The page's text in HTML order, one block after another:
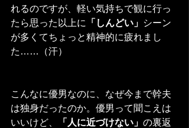
れるのですが、軽い気持ちで観に行っ
たら思った以上に
「しんどい」 シーン
が多くてちょっと精神的に疲れまし
た……（汗）
こんなに優男なのに、なぜ今まで幹夫
は独身だったのか。優男って聞こえは
いいけど、
「人に近づけない」 の裏返